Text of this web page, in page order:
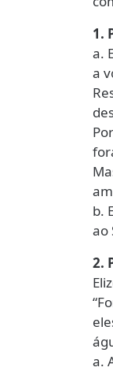
1.
a.
a
b.
ao
2.
a.